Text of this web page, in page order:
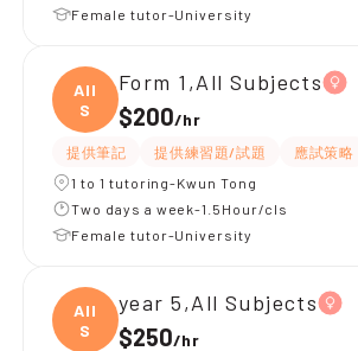
Female tutor-University
All
S
Form 1,All Subjects
$200/hr
提供筆記 提供練習題/試題 應試策略
1 to 1 tutoring-Kwun Tong
Two days a week-1.5Hour/cls
Female tutor-University
All
S
year 5,All Subjects
$250/hr